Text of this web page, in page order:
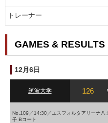
トレーナー
GAMES & RESULTS
12月6日
筑波大学 126
No.109／14:30／エスフォルタアリーナ八
子 Bコート